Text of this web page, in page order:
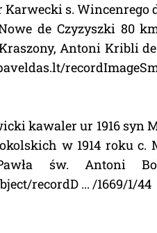
Karwecki s. Wincenrego
de Czyzyszki 80
Antoni Kribli
kawaler ur 1916 syn
w 1914 roku c.
św. Antoni
recordD ... /1669/1/44